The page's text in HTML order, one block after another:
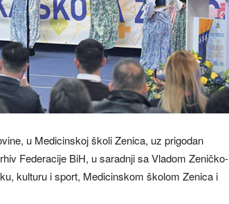
u Medicinskoj školi Zenica, uz prigodan
Federacije BiH, u saradnji sa Vladom Zeničko-
kulturu i sport, Medicinskom školom Zenica i